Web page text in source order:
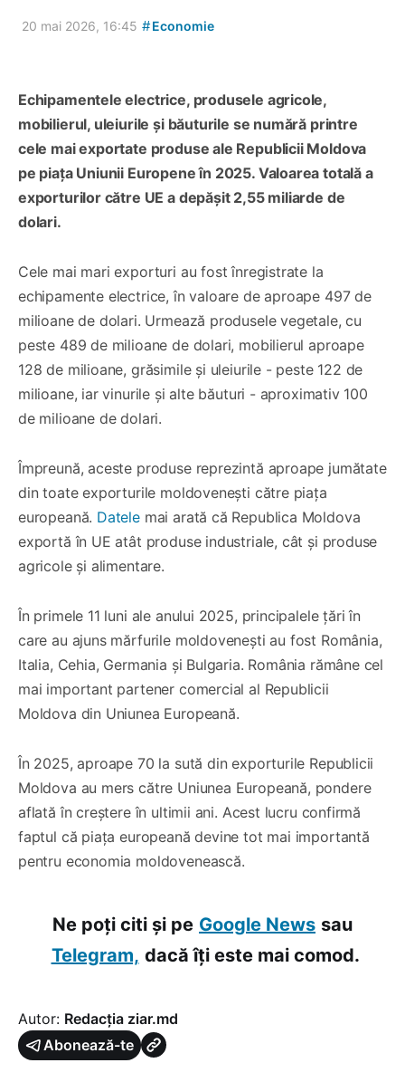
20 mai 2026, 16:45 #Economie
Echipamentele electrice, produsele agricole,
mobilierul, uleiurile și băuturile se numără printre
cele mai exportate produse ale Republicii Moldova
pe piața Uniunii Europene în 2025. Valoarea totală a
exporturilor către UE a depășit 2,55 miliarde de
dolari.
Cele mai mari exporturi au fost înregistrate la
echipamente electrice, în valoare de aproape 497 de
milioane de dolari. Urmează produsele vegetale, cu
peste 489 de milioane de dolari, mobilierul aproape
128 de milioane, grăsimile și uleiurile - peste 122 de
milioane, iar vinurile și alte băuturi - aproximativ 100
de milioane de dolari.
Împreună, aceste produse reprezintă aproape jumătate
din toate exporturile moldovenești către piața
europeană. Datelemai arată că Republica Moldova
exportă în UE atât produse industriale, cât și produse
agricole și alimentare.
În primele 11 luni ale anului 2025, principalele țări în
care au ajuns mărfurile moldovenești au fost România,
Italia, Cehia, Germania și Bulgaria. România rămâne cel
mai important partener comercial al Republicii
Moldova din Uniunea Europeană.
În 2025, aproape 70 la sută din exporturile Republicii
Moldova au mers către Uniunea Europeană, pondere
aflată în creștere în ultimii ani. Acest lucru confirmă
faptul că piața europeană devine tot mai importantă
pentru economia moldovenească.
Ne poți citi și pe Google News sau
Telegram, dacă îți este mai comod.
Autor: Redacția ziar.md
Abonează-te